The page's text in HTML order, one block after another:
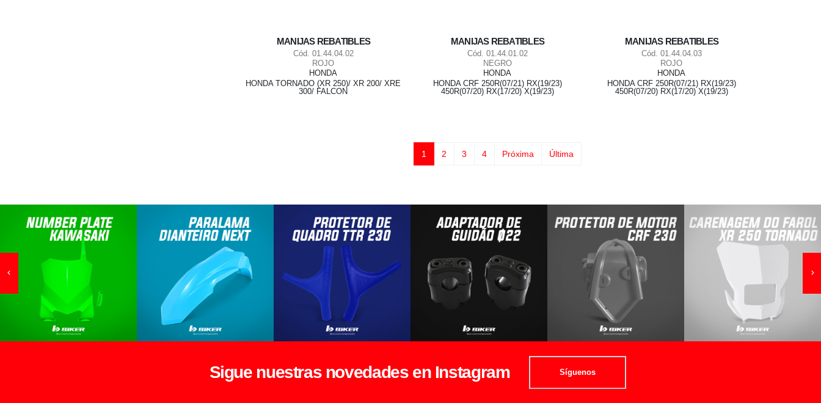
MANIJAS REBATIBLES
Cód. 01.44.04.02
ROJO
HONDA
HONDA TORNADO (XR 250)/ XR 200/ XRE
300/ FALCON
MANIJAS REBATIBLES
Cód. 01.44.01.02
NEGRO
HONDA
HONDA CRF 250R(07/21) RX(19/23)
450R(07/20) RX(17/20) X(19/23)
MANIJAS REBATIBLES
Cód. 01.44.04.03
ROJO
HONDA
HONDA CRF 250R(07/21) RX(19/23)
450R(07/20) RX(17/20) X(19/23)
1 2 3 4 Próxima Última
Sigue nuestras novedades en Instagram Síguenos